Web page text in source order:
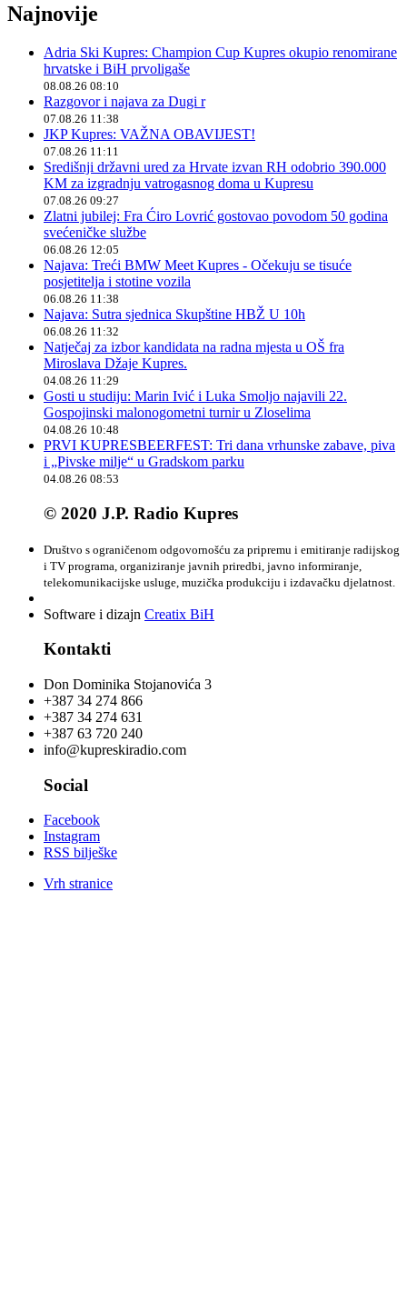
Najnovije
Adria Ski Kupres: Champion Cup Kupres okupio renomirane
hrvatske i BiH prvoligaše
08.08.26 08:10
Razgovor i najava za Dugi r
07.08.26 11:38
JKP Kupres: VAŽNA OBAVIJEST!
07.08.26 11:11
Središnji državni ured za Hrvate izvan RH odobrio 390.000
KM za izgradnju vatrogasnog doma u Kupresu
07.08.26 09:27
Zlatni jubilej: Fra Ćiro Lovrić gostovao povodom 50 godina
svećeničke službe
06.08.26 12:05
Najava: Treći BMW Meet Kupres - Očekuju se tisuće
posjetitelja i stotine vozila
06.08.26 11:38
Najava: Sutra sjednica Skupštine HBŽ U 10h
06.08.26 11:32
Natječaj za izbor kandidata na radna mjesta u OŠ fra
Miroslava Džaje Kupres.
04.08.26 11:29
Gosti u studiju: Marin Ivić i Luka Smoljo najavili 22.
Gospojinski malonogometni turnir u Zloselima
04.08.26 10:48
PRVI KUPRESBEERFEST: Tri dana vrhunske zabave, piva
i „Pivske milje“ u Gradskom parku
04.08.26 08:53
© 2020 J.P. Radio Kupres
Društvo s ograničenom odgovornošću za pripremu i emitiranje radijskog
i TV programa, organiziranje javnih priredbi, javno informiranje,
telekomunikacijske usluge, muzička produkciju i izdavačku djelatnost.
Software i dizajn Creatix BiH
Kontakti
Don Dominika Stojanovića 3
+387 34 274 866
+387 34 274 631
+387 63 720 240
info@kupreskiradio.com
Social
Facebook
Instagram
RSS bilješke
Vrh stranice